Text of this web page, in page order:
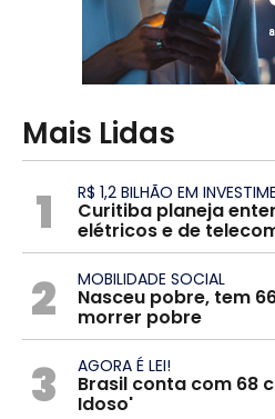
Mais Lidas
1 R$ 1,2 BILHÃO EM
Curitiba planeja
elétricos e de
2 MOBILIDADE SOCIAL
Nasceu pobre, tem
morrer pobre
3 AGORA É LEI!
Brasil conta com 68
Idoso'